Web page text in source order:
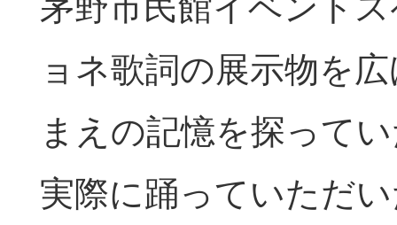
ョネ歌詞の展示物を
まえの記憶を探って
実際に踊っていただ